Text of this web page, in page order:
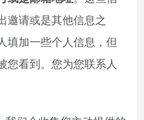
邀请或是其他信息之
填加一些个人信息，但
您看到。您为您联系人